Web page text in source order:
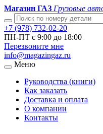
Магазин ГАЗ Грузовые
+7 (978) 732-02-20
ПН-ПТ с 9:00 до 18:00
Перезвоните мне
info@magazingaz.ru
Меню
Руководства (книги)
Как заказать
Доставка и оплата
О компании
Контакты